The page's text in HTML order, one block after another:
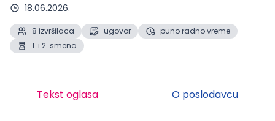
18.06.2026.
8 izvršilaca ugovor
puno radno vreme
1. i 2. smena
Tekst oglasa O poslodavcu